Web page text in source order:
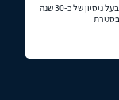
תובע משטרתי לשעבר. מאות המלצות חיוביות (ראו למטה). בעל ניסיון של כ-30 שנה